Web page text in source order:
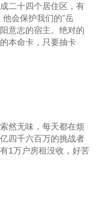
二十四个居住区，有
会保护我们的”岳
意志的宿主。绝对的
本命卡，只要抽卡
然无味，每天都在烦
四千六百万的挑战者
1万户房租没收，好苦